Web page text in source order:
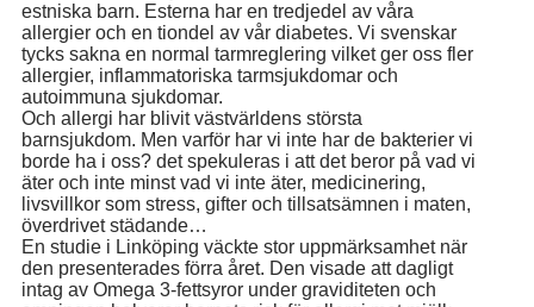
estniska barn. Esterna har en tredjedel av våra
allergier och en tiondel av vår diabetes. Vi svenskar
tycks sakna en normal tarmreglering vilket ger oss fler
allergier, inflammatoriska tarmsjukdomar och
autoimmuna sjukdomar.
Och allergi har blivit västvärldens största
barnsjukdom. Men varför har vi inte har de bakterier vi
borde ha i oss? det spekuleras i att det beror på vad vi
äter och inte minst vad vi inte äter, medicinering,
livsvillkor som stress, gifter och tillsatsämnen i maten,
överdrivet städande…
En studie i Linköping väckte stor uppmärksamhet när
den presenterades förra året. Den visade att dagligt
intag av Omega 3-fettsyror under graviditeten och